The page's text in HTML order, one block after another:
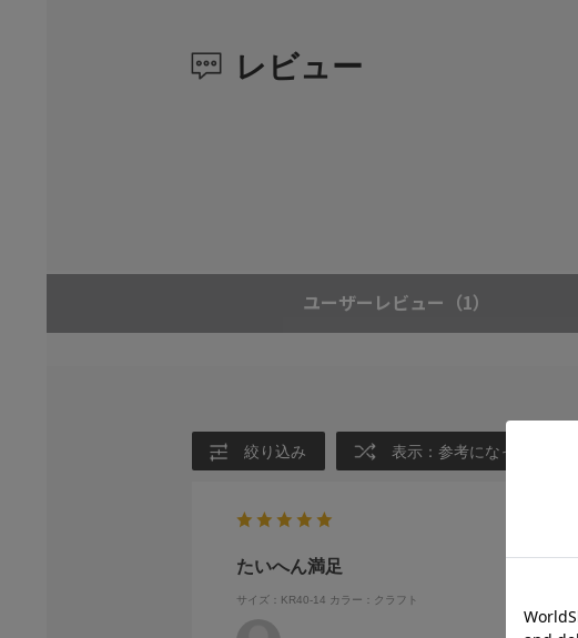
レビュー
ユーザーレビュー （1）
絞り込み 表示：参考になった順
たいへん満足
サイズ：KR40-14 カラー：クラフト